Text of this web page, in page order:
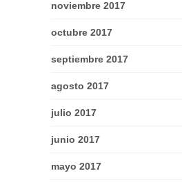
noviembre 2017
octubre 2017
septiembre 2017
agosto 2017
julio 2017
junio 2017
mayo 2017